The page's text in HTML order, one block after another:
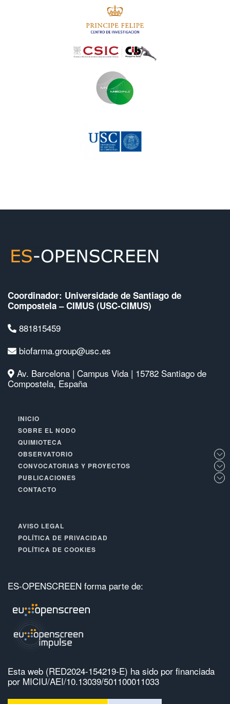
Coordinador: Universidade de Santiago de
Compostela – CIMUS (USC-CIMUS)
881815459
biofarma.group@usc.es
Av. Barcelona | Campus Vida | 15782 Santiago de
Compostela, España
INICIO
SOBRE EL NODO
QUIMIOTECA
OBSERVATORIO
CONVOCATORIAS Y PROYECTOS
PUBLICACIONES
CONTACTO
AVISO LEGAL
POLÍTICA DE PRIVACIDAD
POLÍTICA DE COOKIES
ES-OPENSCREEN forma parte de:
Esta web (RED2024-154219-E) ha sido por financiada
por MICIU/AEI/10.13039/501100011033